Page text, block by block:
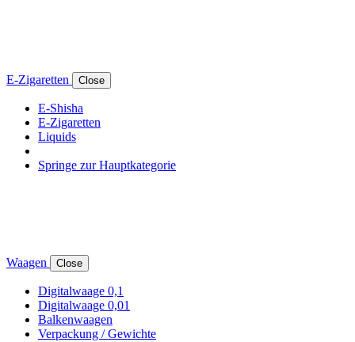
E-Zigaretten Close
E-Shisha
E-Zigaretten
Liquids
Springe zur Hauptkategorie
Waagen Close
Digitalwaage 0,1
Digitalwaage 0,01
Balkenwaagen
Verpackung / Gewichte